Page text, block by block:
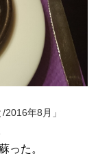
年8月」
った。